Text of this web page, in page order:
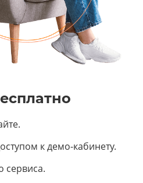
к демо-⁠кабинету.
сервиса.